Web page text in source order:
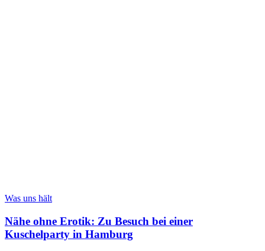
Was uns hält
Nähe ohne Erotik: Zu Besuch bei einer
Kuschelparty in Hamburg